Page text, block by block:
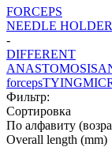
FORCEPS
NEEDLE
-
DIFFERENT
ANASTOMOSIS
forcepsTYING
Фильтр:
Сортировка
По алфавиту
Overall length (mm)